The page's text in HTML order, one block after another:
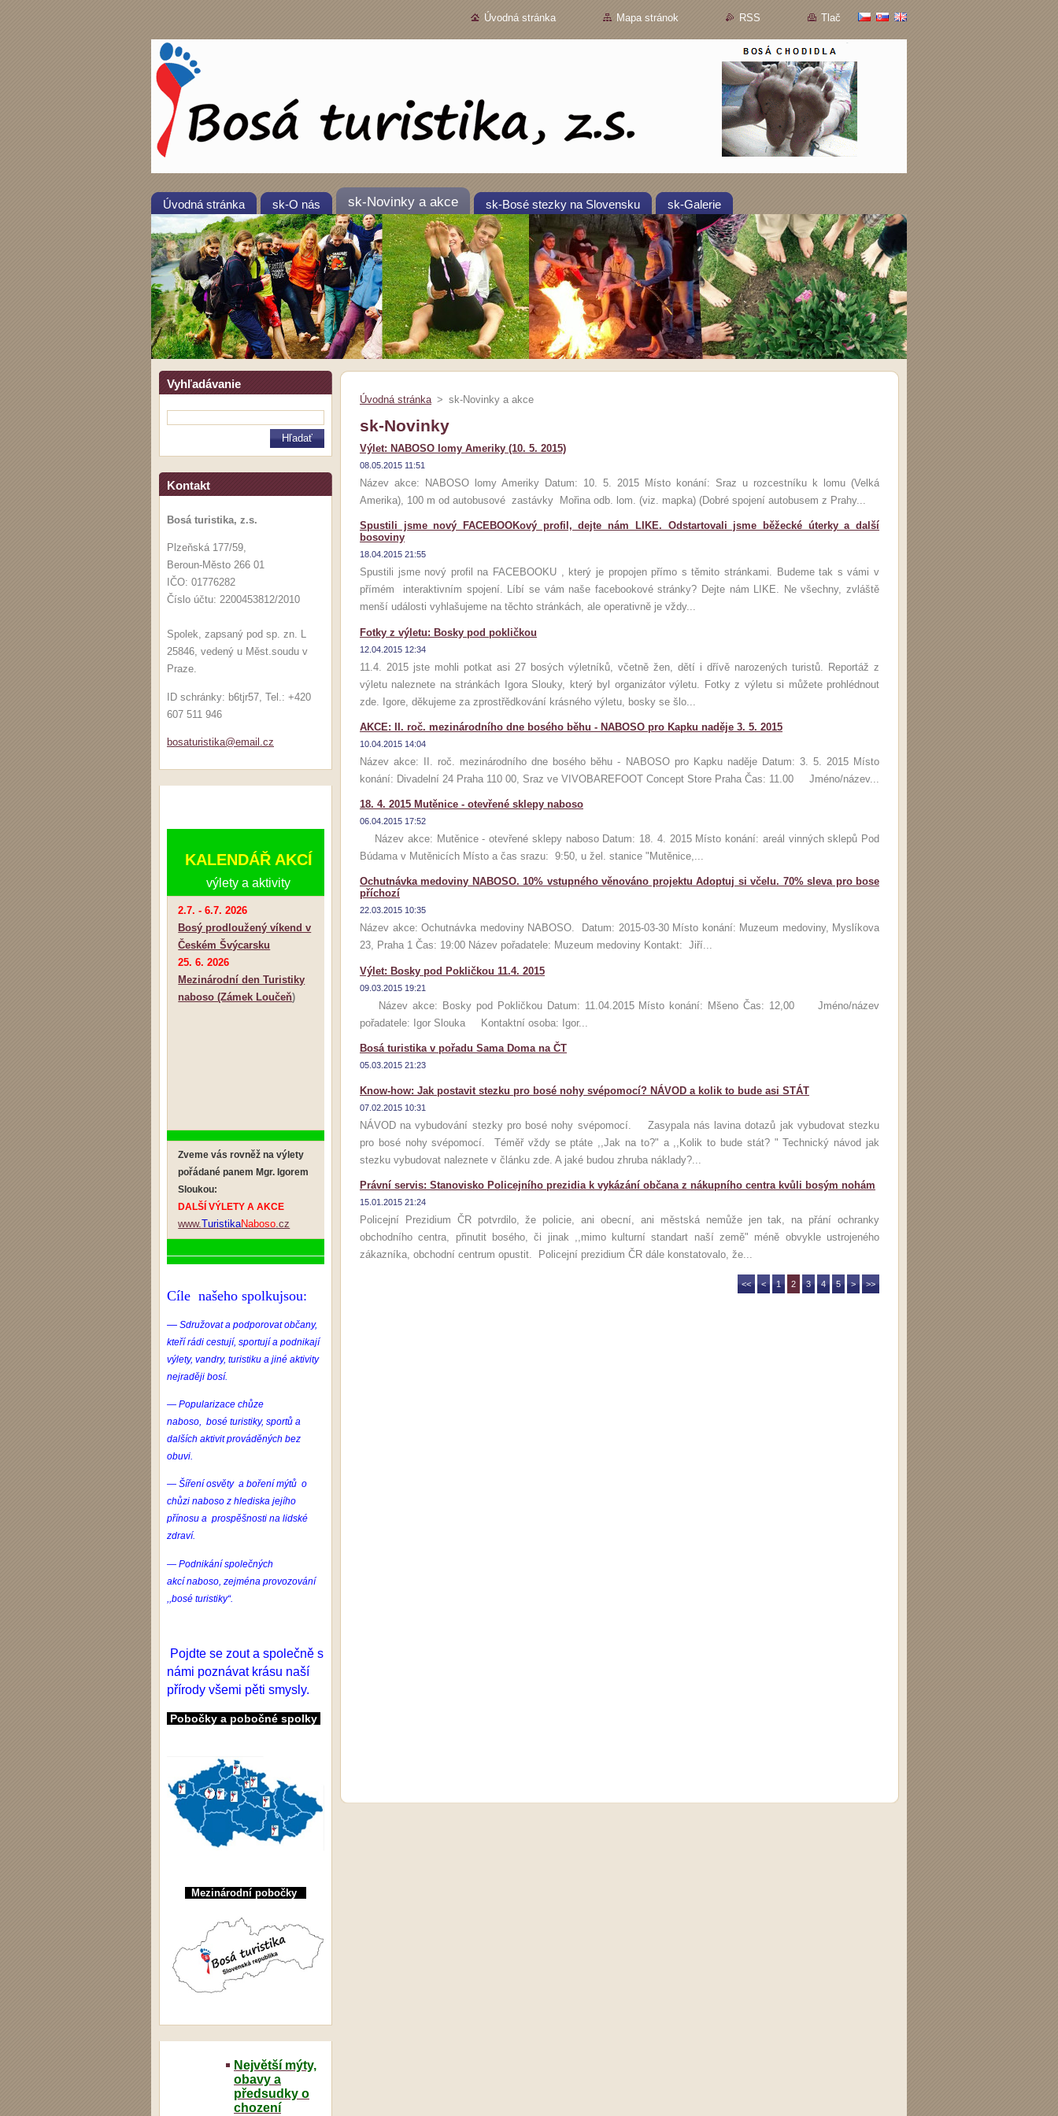
Úvodná stránka Mapa stránok RSS Tlač
Úvodná stránka sk-O nás sk-Novinky a akce sk-Bosé stezky na Slovensku sk-Galerie
Vyhľadávanie
Kontakt
Bosá turistika, z.s.
Plzeňská 177/59,
Beroun-Město 266 01
IČO: 01776282
Číslo účtu: 2200453812/2010
Spolek, zapsaný pod sp. zn. L
25846, vedený u Měst.soudu v
Praze.
ID schránky: b6tjr57, Tel.: +420
607 511 946
bosaturistika@email.cz
KALENDÁŘ AKCÍ
výlety a aktivity
2.7. - 6.7. 2026
Bosý prodloužený víkend v
Českém Švýcarsku
25. 6. 2026
Mezinárodní den Turistiky
naboso (Zámek Loučeň)
Zveme vás rovněž na výlety
pořádané panem Mgr. Igorem
Sloukou:
DALŠÍ VÝLETY A AKCE
www.TuristikaNaboso.cz
Cíle našeho spolkujsou:
— Sdružovat a podporovat občany,
kteří rádi cestují, sportují a podnikají
výlety, vandry, turistiku a jiné aktivity
nejraději bosí.
— Popularizace chůze
naboso, bosé turistiky, sportů a
dalších aktivit prováděných bez
obuvi.
— Šíření osvěty a boření mýtů o
chůzi naboso z hlediska jejího
přínosu a prospěšnosti na lidské
zdraví.
— Podnikání společných
akcínaboso , zejména provozování
,,bosé turistiky“.
Pojdte se zout a společně s
námi poznávat krásu naší
přírody všemi pěti smysly.
Pobočky a pobočné spolky
Mezinárodní pobočky
Největší mýty,
obavy a
předsudky o
chození
Úvodná stránka > sk-Novinky a akce
sk-Novinky
Výlet: NABOSO lomy Ameriky (10. 5. 2015)
08.05.2015 11:51
Název akce: NABOSO lomy Ameriky Datum: 10. 5. 2015 Místo konání: Sraz u rozcestníku k lomu (Velká
Amerika), 100 m od autobusové zastávky Mořina odb. lom. (viz. mapka) (Dobré spojení autobusem z Prahy...
Spustili jsme nový FACEBOOKový profil, dejte nám LIKE. Odstartovali jsme běžecké úterky a další
bosoviny
18.04.2015 21:55
Spustili jsme nový profil na FACEBOOKU , který je propojen přímo s těmito stránkami. Budeme tak s vámi v
přímém interaktivním spojení. Líbí se vám naše facebookové stránky? Dejte nám LIKE. Ne všechny, zvláště
menší události vyhlašujeme na těchto stránkách, ale operativně je vždy...
Fotky z výletu: Bosky pod pokličkou
12.04.2015 12:34
11.4. 2015 jste mohli potkat asi 27 bosých výletníků, včetně žen, dětí i dřívě narozených turistů. Reportáž z
výletu naleznete na stránkách Igora Slouky, který byl organizátor výletu. Fotky z výletu si můžete prohlédnout
zde. Igore, děkujeme za zprostřědkování krásného výletu, bosky se šlo...
AKCE: II. roč. mezinárodního dne bosého běhu - NABOSO pro Kapku naděje 3. 5. 2015
10.04.2015 14:04
Název akce: II. roč. mezinárodního dne bosého běhu - NABOSO pro Kapku naděje Datum: 3. 5. 2015 Místo
konání: Divadelní 24 Praha 110 00, Sraz ve VIVOBAREFOOT Concept Store Praha Čas: 11.00 Jméno/název...
18. 4. 2015 Mutěnice - otevřené sklepy naboso
06.04.2015 17:52
Název akce: Mutěnice - otevřené sklepy naboso Datum: 18. 4. 2015 Místo konání: areál vinných sklepů Pod
Búdama v Mutěnicích Místo a čas srazu: 9:50, u žel. stanice "Mutěnice,...
Ochutnávka medoviny NABOSO. 10% vstupného věnováno projektu Adoptuj si včelu. 70% sleva pro bose
příchozí
22.03.2015 10:35
Název akce: Ochutnávka medoviny NABOSO. Datum: 2015-03-30 Místo konání: Muzeum medoviny, Myslíkova
23, Praha 1 Čas: 19:00 Název pořadatele: Muzeum medoviny Kontakt: Jiří...
Výlet: Bosky pod Pokličkou 11.4. 2015
09.03.2015 19:21
Název akce: Bosky pod Pokličkou Datum: 11.04.2015 Místo konání: Mšeno Čas: 12,00 Jméno/název
pořadatele: Igor Slouka Kontaktní osoba: Igor...
Bosá turistika v pořadu Sama Doma na ČT
05.03.2015 21:23
Know-how: Jak postavit stezku pro bosé nohy svépomocí? NÁVOD a kolik to bude asi STÁT
07.02.2015 10:31
NÁVOD na vybudování stezky pro bosé nohy svépomocí. Zasypala nás lavina dotazů jak vybudovat stezku
pro bosé nohy svépomocí. Téměř vždy se ptáte ,,Jak na to?" a ,,Kolik to bude stát? " Technický návod jak
stezku vybudovat naleznete v článku zde. A jaké budou zhruba náklady?...
Právní servis: Stanovisko Policejního prezidia k vykázání občana z nákupního centra kvůli bosým nohám
15.01.2015 21:24
Policejní Prezidium ČR potvrdilo, že policie, ani obecní, ani městská nemůže jen tak, na přání ochranky
obchodního centra, přinutit bosého, či jinak ,,mimo kulturní standart naší země" méně obvykle ustrojeného
zákazníka, obchodní centrum opustit. Policejní prezidium ČR dále konstatovalo, že...
<< < 1 2 3 4 5 > >>